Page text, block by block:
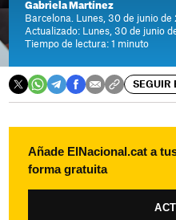
Gabriela Martínez
Barcelona. Lunes, 30 de junio de
Actualizado: Lunes, 30 de junio
Tiempo de lectura: 1 minuto
SEGUIR
Añade ElNacional.cat a
forma gratuita